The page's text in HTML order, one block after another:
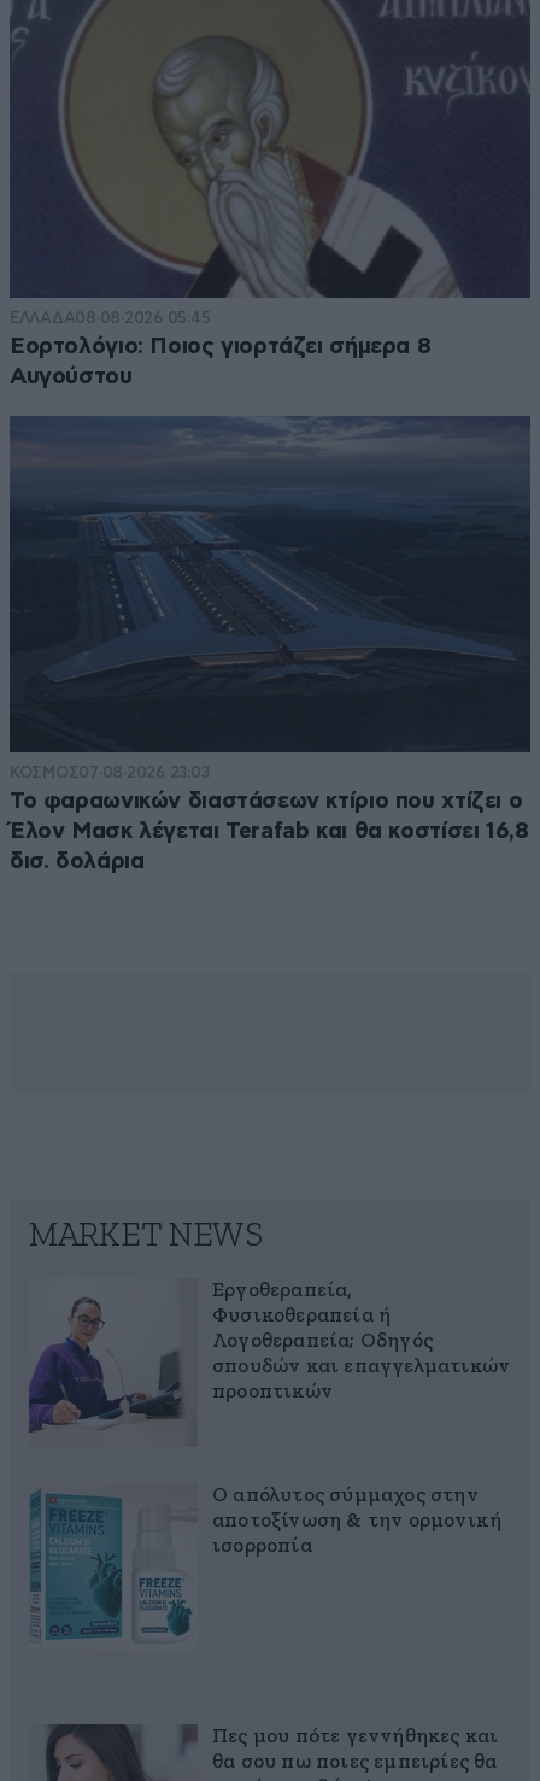
ΕΛΛΑΔΑ08·08·2026 05:45
Εορτολόγιο: Ποιος γιορτάζει σήμερα 8
Αυγούστου
ΚΟΣΜΟΣ07·08·2026 23:03
Το φαραωνικών διαστάσεων κτίριο που χτίζει ο
Έλον Μασκ λέγεται Terafab και θα κοστίσει 16,8
δισ. δολάρια
MARKET NEWS
Εργοθεραπεία,
Φυσικοθεραπεία ή
Λογοθεραπεία; Οδηγός
σπουδών και επαγγελματικών
προοπτικών
Ο απόλυτος σύμμαχος στην
αποτοξίνωση & την ορμονική
ισορροπία
Πες μου πότε γεννήθηκες και
θα σου πω ποιες εμπειρίες θα